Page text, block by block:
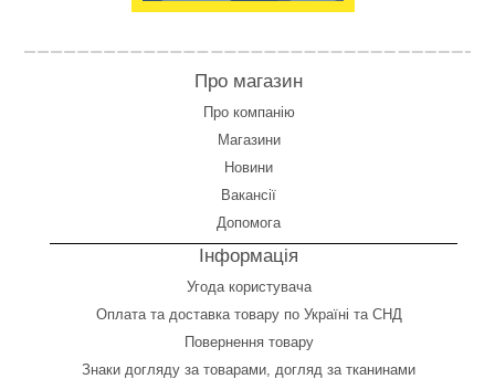
Про магазин
Про компанію
Магазини
Новини
Вакансії
Допомога
Інформація
Угода користувача
Оплата та доставка товару по Україні та СНД
Повернення товару
Знаки догляду за товарами, догляд за тканинами